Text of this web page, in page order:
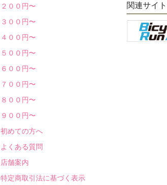
関連サイト
２００円〜
３００円〜
４００円〜
５００円〜
６００円〜
７００円〜
８００円〜
９００円〜
初めての方へ
よくある質問
店舗案内
特定商取引法に基づく表示